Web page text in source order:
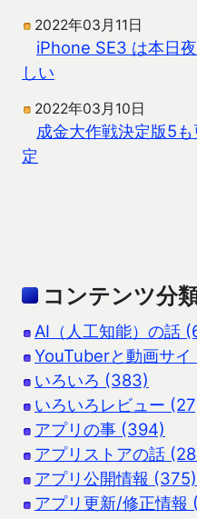
2022年03月11日
iPhone SE3 は本日
しい
2022年03月10日
成金大作戦決定版5
定
コンテンツ分
AI（人工知能）の話
YouTuberと動画サ
いろいろ (383)
いろいろレビュー
アプリの事 (394)
アプリストアの話
アプリ公開情報 (375)
アプリ更新/修正情報